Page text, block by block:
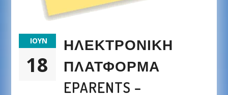
ΙΟΎΝ
18
ΗΛΕΚΤΡΟΝΙΚΉ
ΠΛΑΤΦΌΡΜΑ
EPARENTS –